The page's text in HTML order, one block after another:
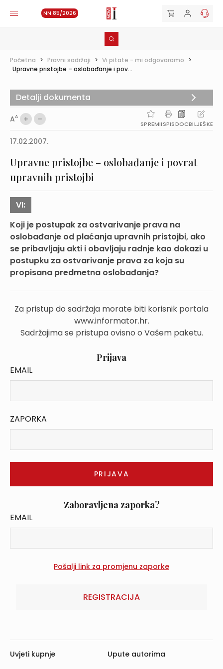
NN 85/2026
Početna > Pravni sadržaji > Vi pitate - mi odgovaramo >
Upravne pristojbe – oslobađanje i pov...
AA
SPREMIISPISDOCBILJEŠKE
17.02.2007.
Upravne pristojbe – oslobađanje i povrat
upravnih pristojbi
VI:
Koji je postupak za ostvarivanje prava na
oslobađanje od plaćanja upravnih pristojbi, ako
se pribavljaju akti i obavljaju radnje kao dokazi u
postupku za ostvarivanje prava za koja su
propisana predmetna oslobađanja?
Za pristup do sadržaja morate biti korisnik portala
www.informator.hr.
Sadržajima se pristupa ovisno o Vašem paketu.
Prijava
EMAIL
ZAPORKA
Zaboravljena zaporka?
EMAIL
REGISTRACIJA
Detalji dokumenta
Uvjeti kupnje
Upute autorima